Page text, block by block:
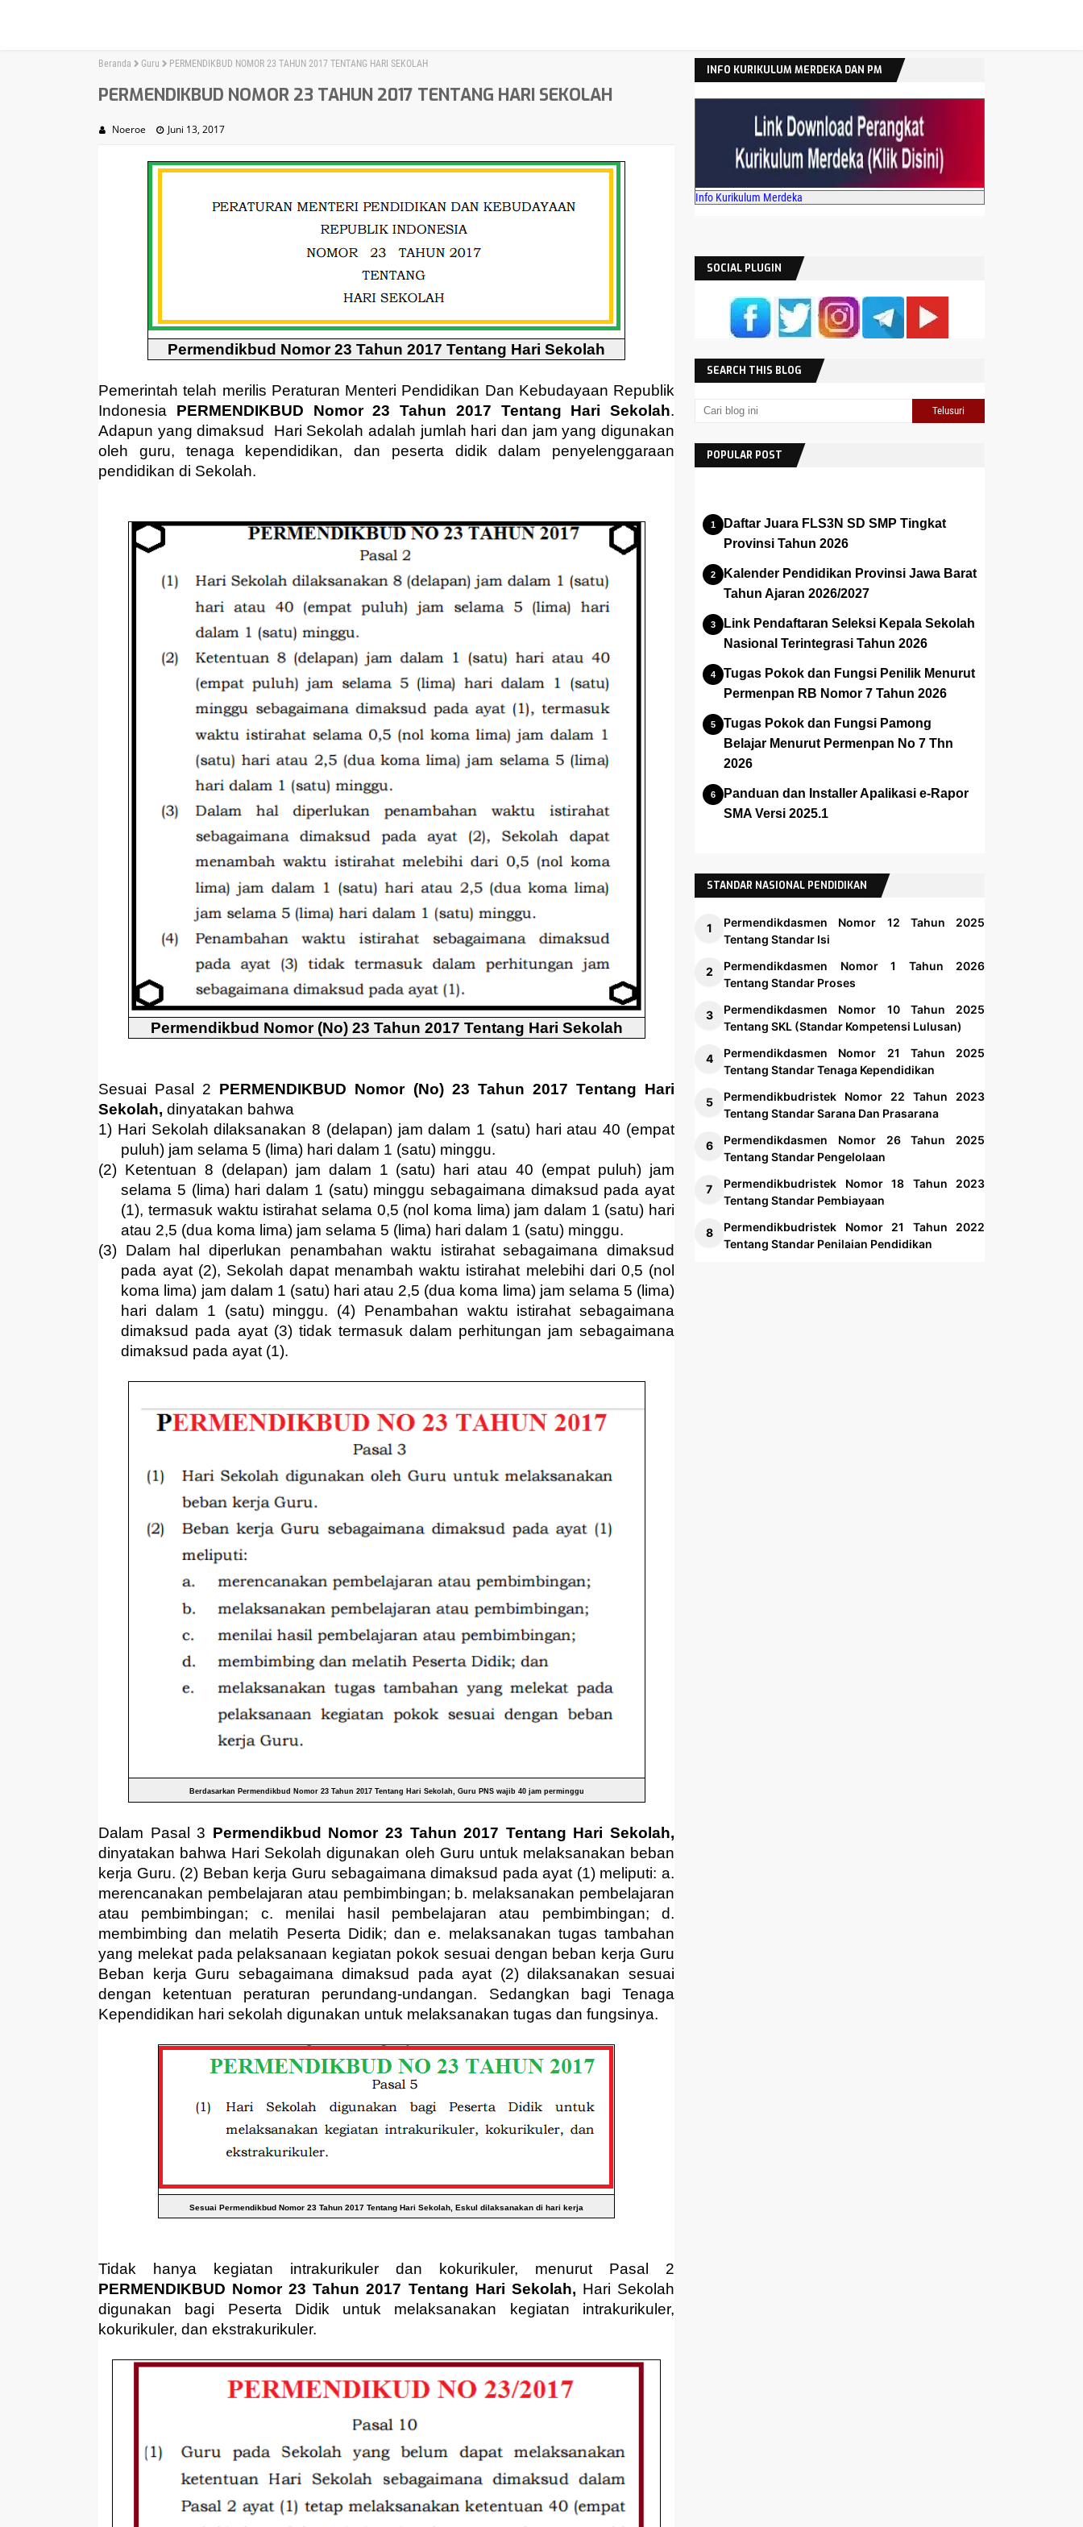
Beranda Guru PERMENDIKBUD NOMOR 23 TAHUN 2017 TENTANG HARI SEKOLAH
PERMENDIKBUD NOMOR 23 TAHUN 2017 TENTANG HARI SEKOLAH
Noeroe Juni 13, 2017
Permendikbud Nomor 23 Tahun 2017 Tentang Hari Sekolah
Pemerintah telah merilis Peraturan Menteri Pendidikan Dan Kebudayaan Republik
Indonesia PERMENDIKBUD Nomor 23 Tahun 2017 Tentang Hari Sekolah.
Adapun yang dimaksud Hari Sekolah adalah jumlah hari dan jam yang digunakan
oleh guru, tenaga kependidikan, dan peserta didik dalam penyelenggaraan
pendidikan di Sekolah.
Permendikbud Nomor (No) 23 Tahun 2017 Tentang Hari Sekolah
Sesuai Pasal 2 PERMENDIKBUD Nomor (No) 23 Tahun 2017 Tentang Hari
Sekolah, dinyatakan bahwa
1) Hari Sekolah dilaksanakan 8 (delapan) jam dalam 1 (satu) hari atau 40 (empat
puluh) jam selama 5 (lima) hari dalam 1 (satu) minggu.
(2) Ketentuan 8 (delapan) jam dalam 1 (satu) hari atau 40 (empat puluh) jam
selama 5 (lima) hari dalam 1 (satu) minggu sebagaimana dimaksud pada ayat
(1), termasuk waktu istirahat selama 0,5 (nol koma lima) jam dalam 1 (satu) hari
atau 2,5 (dua koma lima) jam selama 5 (lima) hari dalam 1 (satu) minggu.
(3) Dalam hal diperlukan penambahan waktu istirahat sebagaimana dimaksud
pada ayat (2), Sekolah dapat menambah waktu istirahat melebihi dari 0,5 (nol
koma lima) jam dalam 1 (satu) hari atau 2,5 (dua koma lima) jam selama 5 (lima)
hari dalam 1 (satu) minggu. (4) Penambahan waktu istirahat sebagaimana
dimaksud pada ayat (3) tidak termasuk dalam perhitungan jam sebagaimana
dimaksud pada ayat (1).
Berdasarkan Permendikbud Nomor 23 Tahun 2017 Tentang Hari Sekolah, Guru PNS wajib 40 jam perminggu
Dalam Pasal 3 Permendikbud Nomor 23 Tahun 2017 Tentang Hari Sekolah,
dinyatakan bahwa Hari Sekolah digunakan oleh Guru untuk melaksanakan beban
kerja Guru. (2) Beban kerja Guru sebagaimana dimaksud pada ayat (1) meliputi: a.
merencanakan pembelajaran atau pembimbingan; b. melaksanakan pembelajaran
atau pembimbingan; c. menilai hasil pembelajaran atau pembimbingan; d.
membimbing dan melatih Peserta Didik; dan e. melaksanakan tugas tambahan
yang melekat pada pelaksanaan kegiatan pokok sesuai dengan beban kerja Guru
Beban kerja Guru sebagaimana dimaksud pada ayat (2) dilaksanakan sesuai
dengan ketentuan peraturan perundang-undangan. Sedangkan bagi Tenaga
Kependidikan hari sekolah digunakan untuk melaksanakan tugas dan fungsinya.
Sesuai Permendikbud Nomor 23 Tahun 2017 Tentang Hari Sekolah, Eskul dilaksanakan di hari kerja
Tidak hanya kegiatan intrakurikuler dan kokurikuler, menurut Pasal 2
PERMENDIKBUD Nomor 23 Tahun 2017 Tentang Hari Sekolah, Hari Sekolah
digunakan bagi Peserta Didik untuk melaksanakan kegiatan intrakurikuler,
kokurikuler, dan ekstrakurikuler.
INFO KURIKULUM MERDEKA DAN PM
Info Kurikulum Merdeka
SOCIAL PLUGIN
SEARCH THIS BLOG
POPULAR POST
Daftar Juara FLS3N SD SMP Tingkat
Provinsi Tahun 2026
Kalender Pendidikan Provinsi Jawa Barat
Tahun Ajaran 2026/2027
Link Pendaftaran Seleksi Kepala Sekolah
Nasional Terintegrasi Tahun 2026
Tugas Pokok dan Fungsi Penilik Menurut
Permenpan RB Nomor 7 Tahun 2026
Tugas Pokok dan Fungsi Pamong
Belajar Menurut Permenpan No 7 Thn
2026
Panduan dan Installer Apalikasi e-Rapor
SMA Versi 2025.1
STANDAR NASIONAL PENDIDIKAN
Permendikdasmen Nomor 12 Tahun 2025
Tentang Standar Isi
Permendikdasmen Nomor 1 Tahun 2026
Tentang Standar Proses
Permendikdasmen Nomor 10 Tahun 2025
Tentang SKL (Standar Kompetensi Lulusan)
Permendikdasmen Nomor 21 Tahun 2025
Tentang Standar Tenaga Kependidikan
Permendikbudristek Nomor 22 Tahun 2023
Tentang Standar Sarana Dan Prasarana
Permendikdasmen Nomor 26 Tahun 2025
Tentang Standar Pengelolaan
Permendikbudristek Nomor 18 Tahun 2023
Tentang Standar Pembiayaan
Permendikbudristek Nomor 21 Tahun 2022
Tentang Standar Penilaian Pendidikan